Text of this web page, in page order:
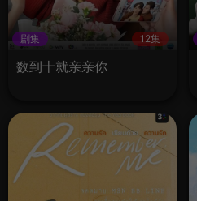
剧集 12集
数到十就亲亲你